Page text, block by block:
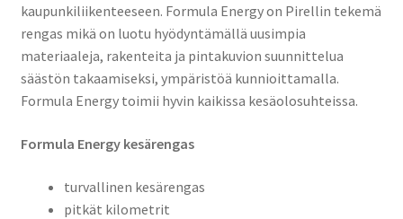
kaupunkiliikenteeseen. Formula Energy on Pirellin tekemä
rengas mikä on luotu hyödyntämällä uusimpia
materiaaleja, rakenteita ja pintakuvion suunnittelua
säästön takaamiseksi, ympäristöä kunnioittamalla.
Formula Energy toimii hyvin kaikissa kesäolosuhteissa.
Formula Energy kesärengas
turvallinen kesärengas
pitkät kilometrit